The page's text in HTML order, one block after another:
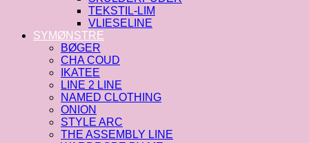
TEKSTIL-LIM
VLIESELINE
SYMØNSTRE
BØGER
CHA COUD
IKATEE
LINE 2 LINE
NAMED CLOTHING
ONION
STYLE ARC
THE ASSEMBLY LINE